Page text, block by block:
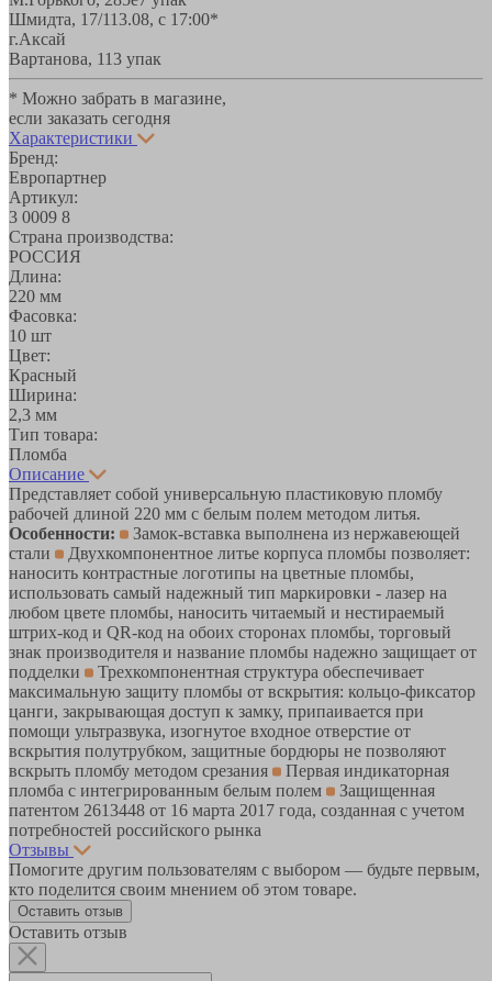
Шмидта, 17/113.08, с 17:00*
г.Аксай
Вартанова, 113 упак
* Можно забрать в магазине,
если заказать сегодня
Характеристики
Бренд:
Европартнер
Артикул:
3 0009 8
Страна производства:
РОССИЯ
Длина:
220 мм
Фасовка:
10 шт
Цвет:
Красный
Ширина:
2,3 мм
Тип товара:
Пломба
Описание
Представляет собой универсальную пластиковую пломбу
рабочей длиной 220 мм с белым полем методом литья.
Особенности:
Замок-вставка выполнена из нержавеющей
стали
Двухкомпонентное литье корпуса пломбы позволяет:
наносить контрастные логотипы на цветные пломбы,
использовать самый надежный тип маркировки - лазер на
любом цвете пломбы, наносить читаемый и нестираемый
штрих-код и QR-код на обоих сторонах пломбы, торговый
знак производителя и название пломбы надежно защищает от
подделки
Трехкомпонентная структура обеспечивает
максимальную защиту пломбы от вскрытия: кольцо-фиксатор
цанги, закрывающая доступ к замку, припаивается при
помощи ультразвука, изогнутое входное отверстие от
вскрытия полутрубком, защитные бордюры не позволяют
вскрыть пломбу методом срезания
Первая индикаторная
пломба с интегрированным белым полем
Защищенная
патентом 2613448 от 16 марта 2017 года, созданная с учетом
потребностей российского рынка
Отзывы
Помогите другим пользователям с выбором — будьте первым,
кто поделится своим мнением об этом товаре.
Оставить отзыв
Оставить отзыв